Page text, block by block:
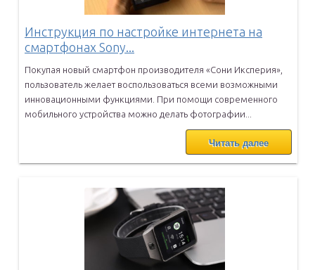
Инструкция по настройке интернета на
смартфонах Sony...
Покупая новый смартфон производителя «Сони Иксперия»,
пользователь желает воспользоваться всеми возможными
инновационными функциями. При помощи современного
мобильного устройства можно делать фотографии...
Читать далее